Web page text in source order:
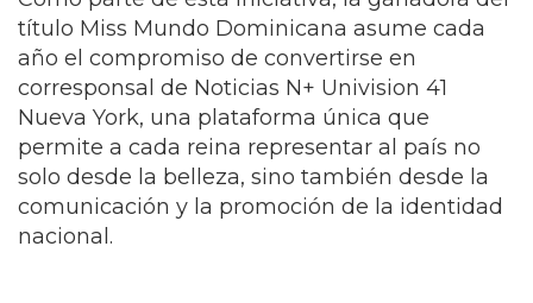
Este proyecto ha sido posible gracias a la
confianza y el respaldo de Noticias N+
Univision 41 Nueva York, encabezado por su
presidente Roberto Yáñez, junto a Danays
Vichot, Adriana Vargas, Luis Rosario y todo el
equipo de la estación, quienes apostaron por
una propuesta innovadora desde la República